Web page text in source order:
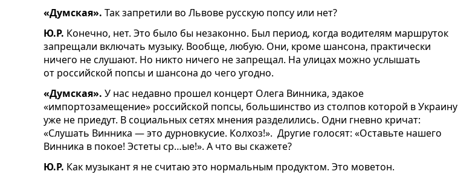
«Думская». Так запретили во Львове русскую попсу или нет?
Ю.Р. Конечно, нет. Это было бы незаконно. Был период, когда водителям маршруток
запрещали включать музыку. Вообще, любую. Они, кроме шансона, практически
ничего не слушают. Но никто ничего не запрещал. На улицах можно услышать
от российской попсы и шансона до чего угодно.
«Думская». У нас недавно прошел концерт Олега Винника, эдакое
«импортозамещение» российской попсы, большинство из столпов которой в Украину
уже не приедут. В социальных сетях мнения разделились. Одни гневно кричат:
«Слушать Винника — это дурновкусие. Колхоз!». Другие голосят: «Оставьте нашего
Винника в покое! Эстеты ср…ые!». А что вы скажете?
Ю.Р. Как музыкант я не считаю это нормальным продуктом. Это моветон.